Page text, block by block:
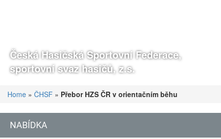
Česká Hasičská Sportovní Federace,
sportovní svaz hasičů, z.s.
Home » ČHSF » Přebor HZS ČR v orientačním běhu
NABÍDKA